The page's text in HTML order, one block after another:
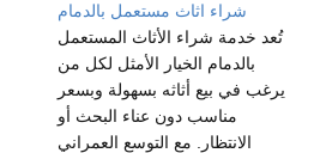
شراء اثاث مستعمل بالدمام
تُعد خدمة شراء الأثاث المستعمل
بالدمام الخيار الأمثل لكل من
يرغب في بيع أثاثه بسهولة وبسعر
مناسب دون عناء البحث أو
الانتظار. مع التوسع العمراني